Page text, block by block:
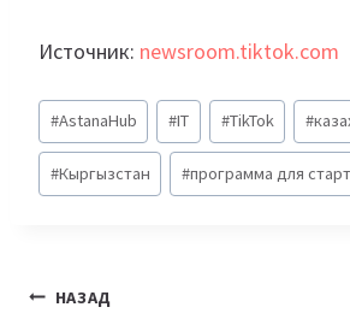
Источник: newsroom.tiktok.com
Метки
записи:
#AstanaHub #IT #TikTok #
#Кыргызстан #программа для
Навигация
НАЗАД